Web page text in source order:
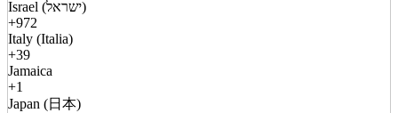
Israel (ישראל)
+972
Italy (Italia)
+39
Jamaica
+1
Japan (日本)